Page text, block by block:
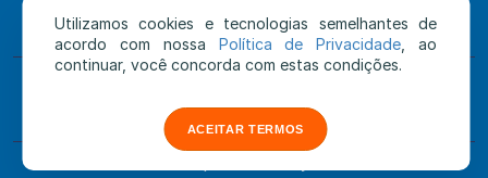
CEP: 69.348-000
Iracema - RR
Utilizamos cookies e tecnologias semelhantes de
acordo com nossa Política de Privacidade , ao
continuar, você concorda com estas condições.
ACEITAR TERMOS